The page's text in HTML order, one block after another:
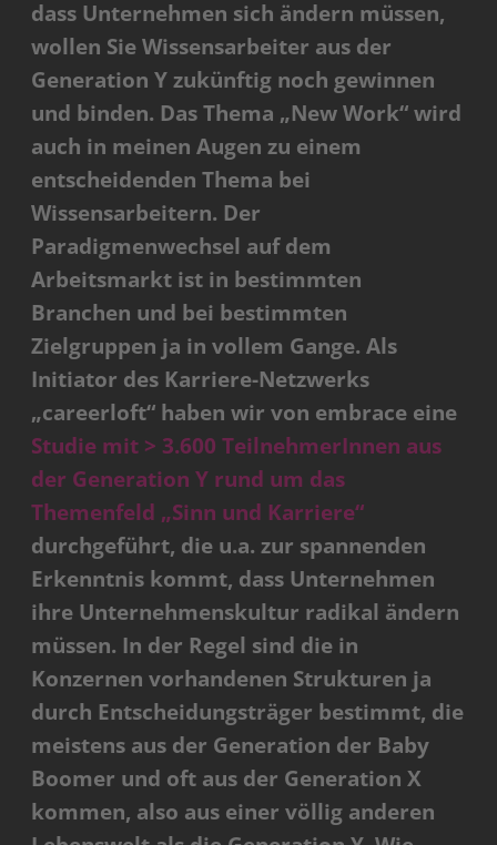
dass Unternehmen sich ändern müssen,
wollen Sie Wissensarbeiter aus der
Generation Y zukünftig noch gewinnen
und binden. Das Thema „New Work“ wird
auch in meinen Augen zu einem
entscheidenden Thema bei
Wissensarbeitern. Der
Paradigmenwechsel auf dem
Arbeitsmarkt ist in bestimmten
Branchen und bei bestimmten
Zielgruppen ja in vollem Gange. Als
Initiator des Karriere-Netzwerks
„careerloft“ haben wir von embrace eine
Studie mit > 3.600 TeilnehmerInnen aus
der Generation Y rund um das
Themenfeld „Sinn und Karriere“
durchgeführt, die u.a. zur spannenden
Erkenntnis kommt, dass Unternehmen
ihre Unternehmenskultur radikal ändern
müssen. In der Regel sind die in
Konzernen vorhandenen Strukturen ja
durch Entscheidungsträger bestimmt, die
meistens aus der Generation der Baby
Boomer und oft aus der Generation X
kommen, also aus einer völlig anderen